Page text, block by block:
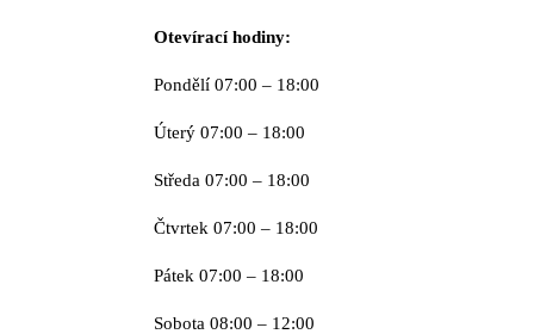
Otevírací hodiny:
Pondělí 07:00 – 18:00
Úterý 07:00 – 18:00
Středa 07:00 – 18:00
Čtvrtek 07:00 – 18:00
Pátek 07:00 – 18:00
Sobota 08:00 – 12:00